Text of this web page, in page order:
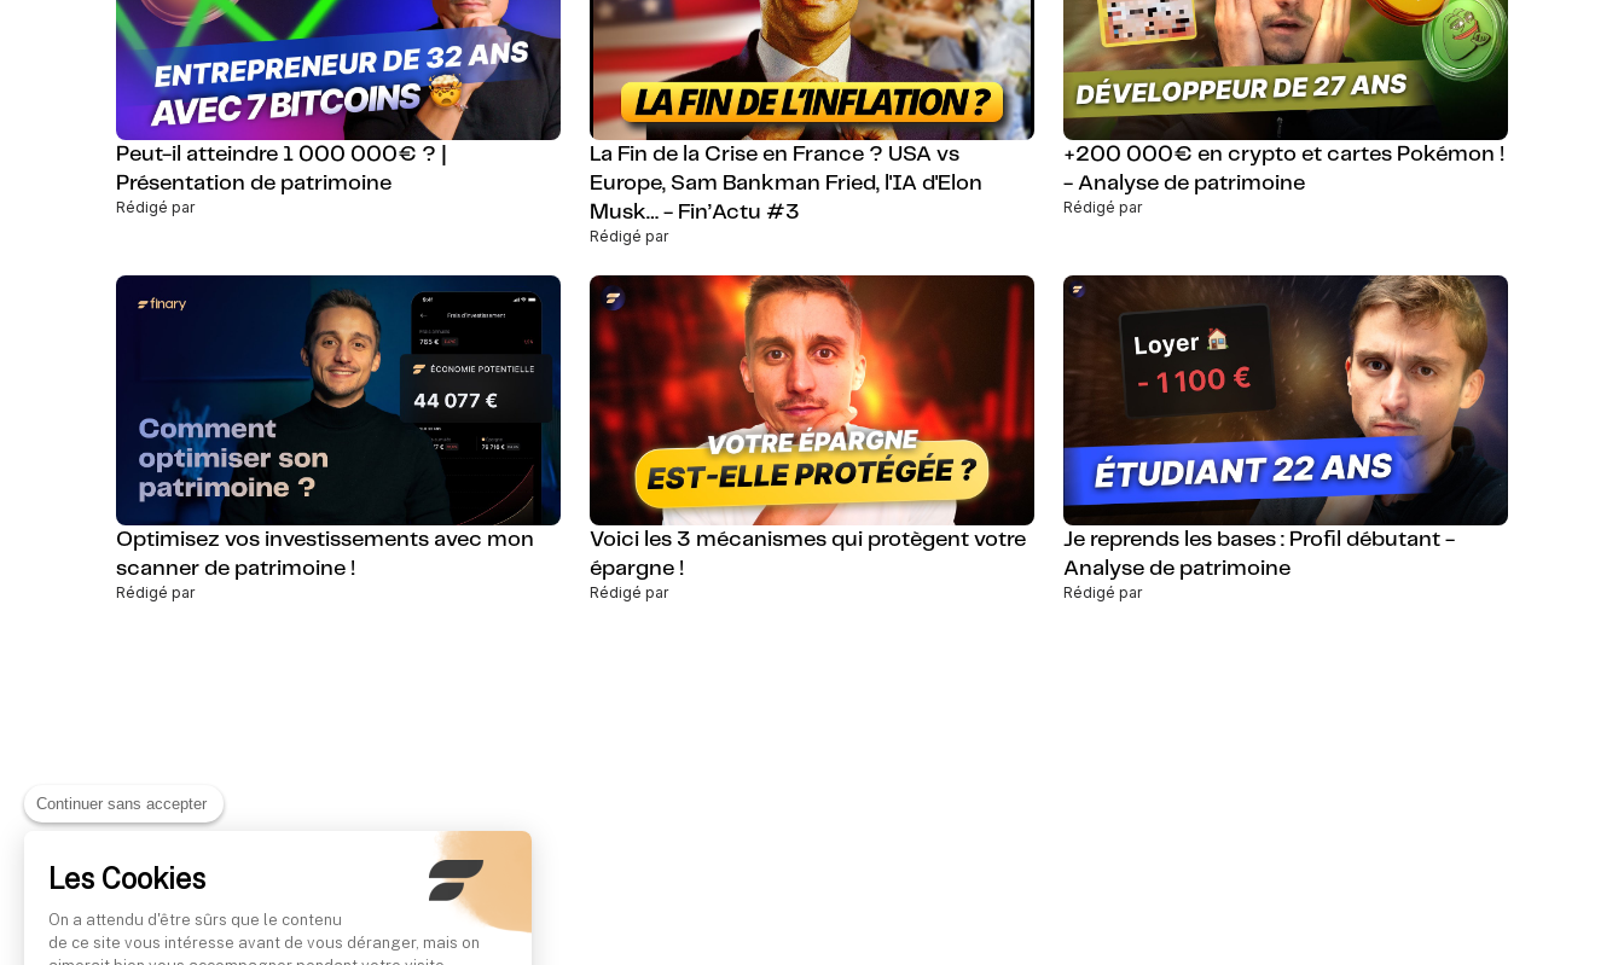
Continuer sans accepter
Les Cookies
On a attendu d'être sûrs que le contenu
de ce site vous intéresse avant de vous déranger, mais on
Peut-il atteindre 1 000 000€ ? |
Présentation de patrimoine
Rédigé par
La Fin de la Crise en France ? USA vs
Europe, Sam Bankman Fried, l'IA d'Elon
Musk… - Fin’Actu #3
Rédigé par
+200 000€ en crypto et cartes Pokémon !
- Analyse de patrimoine
Rédigé par
Optimisez vos investissements avec mon
scanner de patrimoine !
Rédigé par
Voici les 3 mécanismes qui protègent votre
épargne !
Rédigé par
Je reprends les bases : Profil débutant -
Analyse de patrimoine
Rédigé par